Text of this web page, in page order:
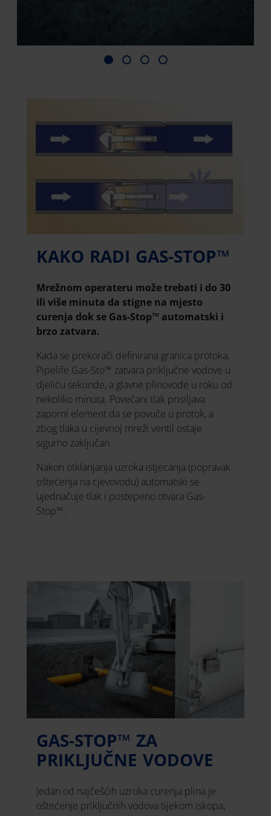
KAKO RADI GAS-STOP™
Mrežnom operateru može trebati i do 30
ili više minuta da stigne na mjesto
curenja dok se Gas-Stop™ automatski i
brzo zatvara.
Kada se prekorači definirana granica protoka,
Pipelife Gas-Sto™ zatvara priključne vodove u
djeliću sekunde, a glavne plinovode u roku od
nekoliko minuta. Povećani tlak prisiljava
zaporni element da se povuče u protok, a
zbog tlaka u cijevnoj mreži ventil ostaje
sigurno zaključan.
Nakon otklanjanja uzroka istjecanja (popravak
oštećenja na cjevovodu) automatski se
ujednačuje tlak i postepeno otvara Gas-
Stop™.
GAS-STOP™ ZA
PRIKLJUČNE VODOVE
Jedan od najčešćih uzroka curenja plina je
oštećenje priključnih vodova tijekom iskopa,